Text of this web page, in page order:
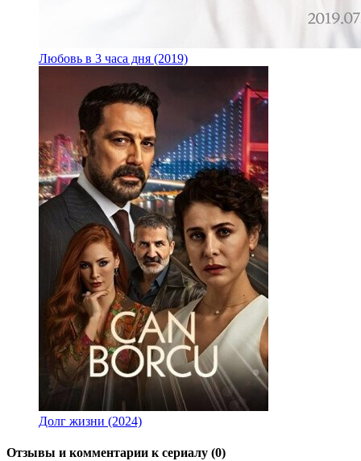
Любовь в 3 часа дня (2019)
Долг жизни (2024)
Отзывы и комментарии к сериалу (0)